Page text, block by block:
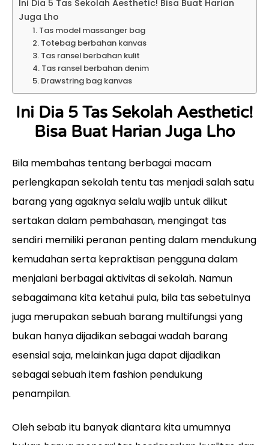
Ini Dia 5 Tas Sekolah Aesthetic! Bisa Buat Harian
Juga Lho
1. Tas model massanger bag
2. Totebag berbahan kanvas
3. Tas ransel berbahan kulit
4. Tas ransel berbahan denim
5. Drawstring bag kanvas
Ini Dia 5 Tas Sekolah Aesthetic!
Bisa Buat Harian Juga Lho
Bila membahas tentang berbagai macam
perlengkapan sekolah tentu tas menjadi salah satu
barang yang agaknya selalu wajib untuk diikut
sertakan dalam pembahasan, mengingat tas
sendiri memiliki peranan penting dalam mendukung
kemudahan serta kepraktisan pengguna dalam
menjalani berbagai aktivitas di sekolah. Namun
sebagaimana kita ketahui pula, bila tas sebetulnya
juga merupakan sebuah barang multifungsi yang
bukan hanya dijadikan sebagai wadah barang
esensial saja, melainkan juga dapat dijadikan
sebagai sebuah item fashion pendukung
penampilan.
Oleh sebab itu banyak diantara kita umumnya